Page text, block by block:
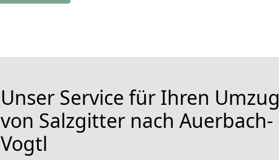
Unser Service für Ihren Umzug
von Salzgitter nach Auerbach-
Vogtl